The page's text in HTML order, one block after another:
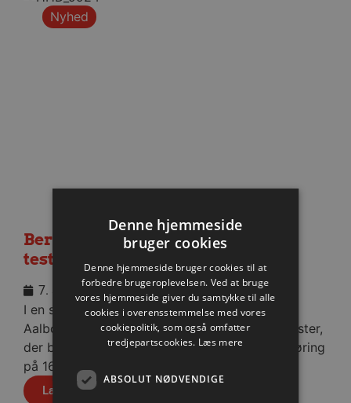
Nyhed
Berlin besejret i medrivende
testkamp
7. august 2026
I en stopfyldt Sparekassen Danmark Arena fik
Aalborg Håndbold skovlen under de tyske gæster,
der blev slået med cifrene 30-28 efter pauseføring
på 16-12.
Læs mere
Denne hjemmeside
bruger cookies
Denne hjemmeside bruger cookies til at
forbedre brugeroplevelsen. Ved at bruge
vores hjemmeside giver du samtykke til alle
cookies i overensstemmelse med vores
cookiepolitik, som også omfatter
tredjepartscookies. Læs mere
ABSOLUT NØDVENDIGE